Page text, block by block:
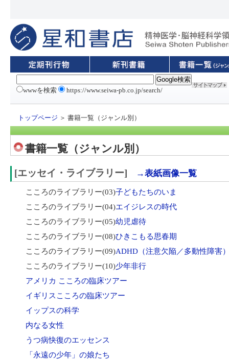
wwwを検索 https://www.seiwa-pb.co.jp/search/
トップページ ＞ 書籍一覧（ジャンル別）
書籍一覧（ジャンル別）
[エッセイ・ライブラリー] →表紙画像一覧
こころのライブラリー(03)子どもたちのいま
こころのライブラリー(04)エイジレスの時代
こころのライブラリー(05)幼児虐待
こころのライブラリー(08)ひきこもる思春期
こころのライブラリー(09)ADHD（注意欠陥／多動性障害
こころのライブラリー(10)少年非行
アメリカ こころの臨床ツアー
イギリスこころの臨床ツアー
イップスの科学
内なる女性
うつ病快復のエッセンス
「永遠の少年」の娘たち